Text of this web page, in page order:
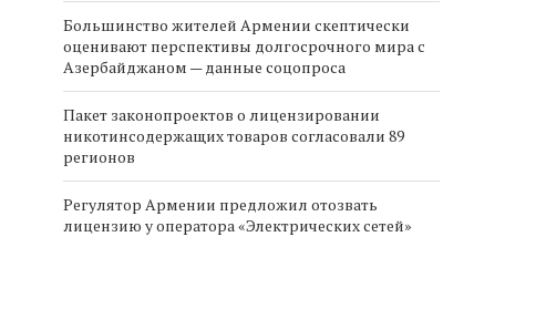
Большинство жителей Армении скептически
оценивают перспективы долгосрочного мира с
Азербайджаном — данные соцопроса
Пакет законопроектов о лицензировании
никотинсодержащих товаров согласовали 89
регионов
Регулятор Армении предложил отозвать
лицензию у оператора «Электрических сетей»